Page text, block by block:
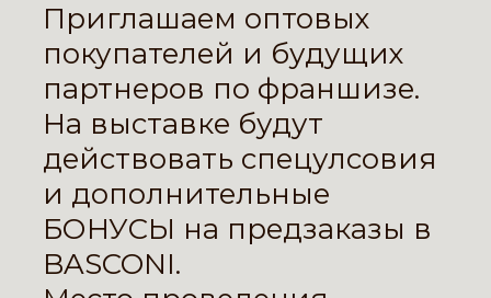
Приглашаем оптовых
покупателей и будущих
партнеров по франшизе.
На выставке будут
действовать спецулсовия
и дополнительные
БОНУСЫ на предзаказы в
BASCONI.